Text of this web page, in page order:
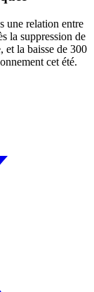
une relation entre
la suppression de
et la baisse de 300
cet été.